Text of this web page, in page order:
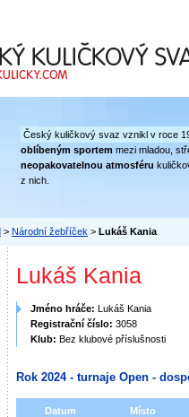
svaz
Český kuličkový svaz vznikl v roce
oblíbeným sportem mezi mladou,
neopakovatelnou atmosféru
z nich.
> Národní žebříček > Lukáš Kania
Lukáš Kania
Jméno hráče: Lukáš Kania
Registrační číslo: 3058
Klub: Bez klubové příslušnosti
Rok 2024 - turnaje Open -
Datum Místo